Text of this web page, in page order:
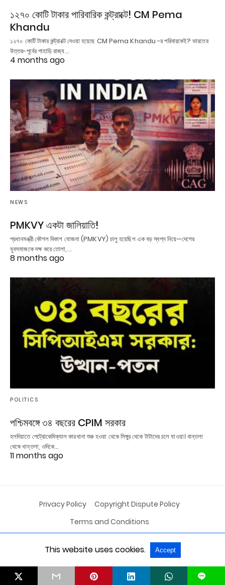
১২৭০ কোটি টাকার পারিবারিক কন্ট্রাক্টে! CM Pema
Khandu
১২৭০ কোটি টাকার কন্ট্রাক্টে দেওয়া হয়েছে CM Pema Khandu -র পরিবারকেই? ভারতের
উত্তর-পূর্বের পাহাড়ি রাজ্য…
4 months ago
NEWS
PMKVY একটা জালিয়াতি!
প্রধানমন্ত্রী কৌশল বিকাশ যোজনা (PMKVY) চালু হয়েছিল এক বড় স্বপ্ন নিয়ে—দেশের
যুবসমাজকে দক্ষ করে তোলা,…
8 months ago
POLITICS
পশ্চিমবঙ্গে ৩৪ বছরের CPIM সরকার
হলদিয়াতে পেট্রোকেমিক্যাল কারখানা শুরু হওয়া থেকে সিঙ্গুর থেকে টাটাদের চলে যাওয়া। বান্তলা
থেকে ধান্তলা, ওদিকে…
11 months ago
Privacy Policy
Copyright Dispute Policy
Terms and Conditions
All Rights Reserved View Non-AMP Version
This website uses cookies. Accept